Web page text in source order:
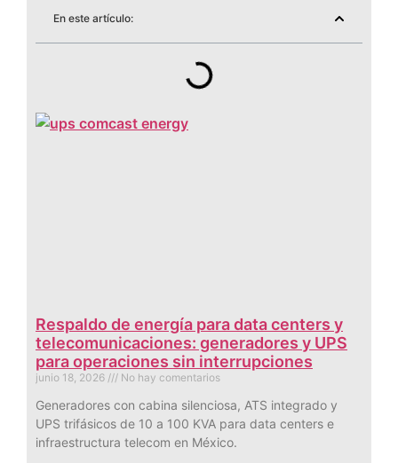
En este artículo:
Respaldo de energía para data centers y
telecomunicaciones: generadores y UPS
para operaciones sin interrupciones
junio 18, 2026 No hay comentarios
Generadores con cabina silenciosa, ATS integrado y
UPS trifásicos de 10 a 100 KVA para data centers e
infraestructura telecom en México.